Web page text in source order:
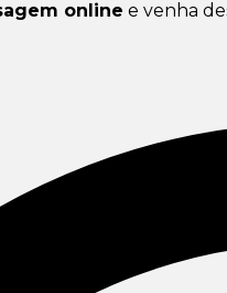
online e venha